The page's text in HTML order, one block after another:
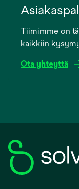
newTiimimme on
kaikkiin
Ota yhteyttä